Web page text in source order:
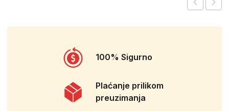
100% Sigurno
Plaćanje prilikom
preuzimanja